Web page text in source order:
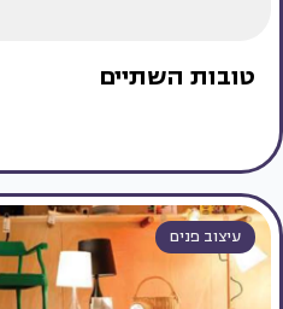
טובות השתיים
עיצוב פנים